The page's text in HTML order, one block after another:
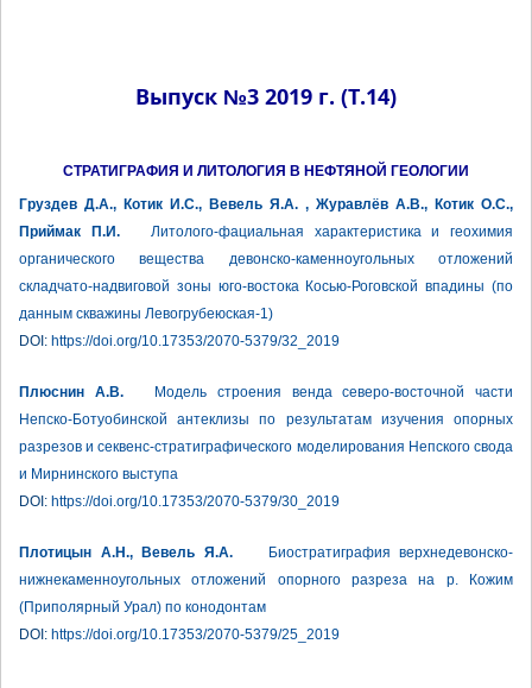
Выпуск №3 2019 г. (Т.14)
СТРАТИГРАФИЯ И ЛИТОЛОГИЯ В НЕФТЯНОЙ ГЕОЛОГИИ
Груздев Д.А., Котик И.С., Вевель Я.А. , Журавлёв А.В., Котик О.С.,
Приймак П.И.Литолого-фациальная характеристика и геохимия
органического вещества девонско-каменноугольных отложений
складчато-надвиговой зоны юго-востока Косью-Роговской впадины (по
данным скважины Левогрубеюская-1)
DOI: https://doi.org/10.17353/2070-5379/32_2019
Плюснин А.В.Модель строения венда северо-восточной части
Непско-Ботуобинской антеклизы по результатам изучения опорных
разрезов и секвенс-стратиграфического моделирования Непского свода
и Мирнинского выступа
DOI: https://doi.org/10.17353/2070-5379/30_2019
Плотицын А.Н., Вевель Я.А.
Биостратиграфия верхнедевонско-
нижнекаменноугольных отложений опорного разреза на р. Кожим
(Приполярный Урал) по конодонтам
DOI: https://doi.org/10.17353/2070-5379/25_2019